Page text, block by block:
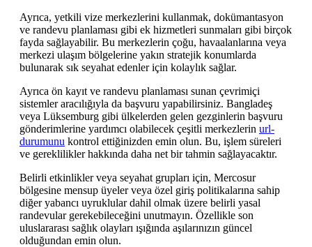
Ayrıca, yetkili vize merkezlerini kullanmak, dokümantasyon
ve randevu planlaması gibi ek hizmetleri sunmaları gibi birçok
fayda sağlayabilir. Bu merkezlerin çoğu, havaalanlarına veya
merkezi ulaşım bölgelerine yakın stratejik konumlarda
bulunarak sık seyahat edenler için kolaylık sağlar.
Ayrıca ön kayıt ve randevu planlaması sunan çevrimiçi
sistemler aracılığıyla da başvuru yapabilirsiniz. Bangladeş
veya Lüksemburg gibi ülkelerden gelen gezginlerin başvuru
gönderimlerine yardımcı olabilecek çeşitli merkezlerin url-
durumunu kontrol ettiğinizden emin olun. Bu, işlem süreleri
ve gereklilikler hakkında daha net bir tahmin sağlayacaktır.
Belirli etkinlikler veya seyahat grupları için, Mercosur
bölgesine mensup üyeler veya özel giriş politikalarına sahip
diğer yabancı uyruklular dahil olmak üzere belirli yasal
randevular gerekebileceğini unutmayın. Özellikle son
uluslararası sağlık olayları ışığında aşılarınızın güncel
olduğundan emin olun.